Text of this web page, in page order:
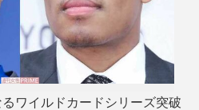
ワイルドカードシリーズ突破